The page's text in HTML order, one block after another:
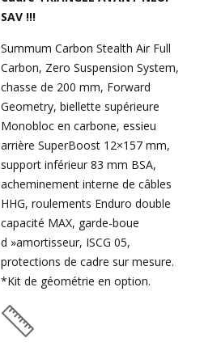
SAV !!!
Summum Carbon Stealth Air Full
Carbon, Zero Suspension System,
chasse de 200 mm, Forward
Geometry, biellette supérieure
Monobloc en carbone, essieu
arrière SuperBoost 12×157 mm,
support inférieur 83 mm BSA,
acheminement interne de câbles
HHG, roulements Enduro double
capacité MAX, garde-boue
d »amortisseur, ISCG 05,
protections de cadre sur mesure.
*Kit de géométrie en option.